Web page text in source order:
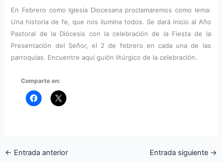
En Febrero como Iglesia Diocesana proclamaremos como lema:
Una historia de fe, que nos ilumina todos. Se dará inicio al Año
Pastoral de la Diócesis con la celebración de la Fiesta de la
Presentación del Señor, el 2 de febrero en cada una de las
parroquias. Encuentre aquí guión litúrgico de la celebración.
Comparte en:
← Entrada anterior Entrada siguiente →